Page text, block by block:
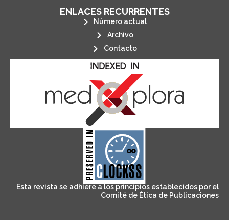
ENLACES RECURRENTES
Número actual
Archivo
Contacto
CLOCKSS is a dak archive that
ensures the long-term survival
of web-based scholary
publications, governed by and for
its stakeholders.
Esta revista se adhiere a los principios establecidos por el
Comité de Ética de Publicaciones